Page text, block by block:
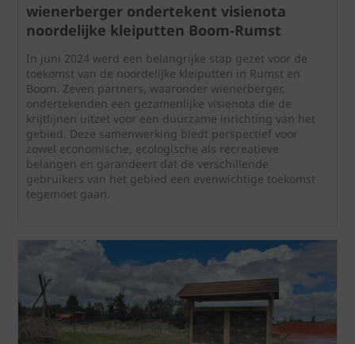
wienerberger ondertekent visienota
noordelijke kleiputten Boom-Rumst
In juni 2024 werd een belangrijke stap gezet voor de
toekomst van de noordelijke kleiputten in Rumst en
Boom. Zeven partners, waaronder wienerberger,
ondertekenden een gezamenlijke visienota die de
krijtlijnen uitzet voor een duurzame inrichting van het
gebied. Deze samenwerking biedt perspectief voor
zowel economische, ecologische als recreatieve
belangen en garandeert dat de verschillende
gebruikers van het gebied een evenwichtige toekomst
tegemoet gaan.